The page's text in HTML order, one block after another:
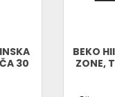
30
BEKO
ZONE,